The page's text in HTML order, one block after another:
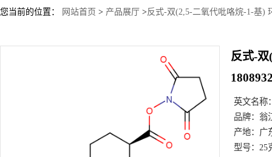
您当前的位置： 网站首页 > 产品展厅 >反式-双(2,5-二氧代吡咯烷-1-基)
反式-
英文名称
品牌： 翁
产地： 广
型号： 25